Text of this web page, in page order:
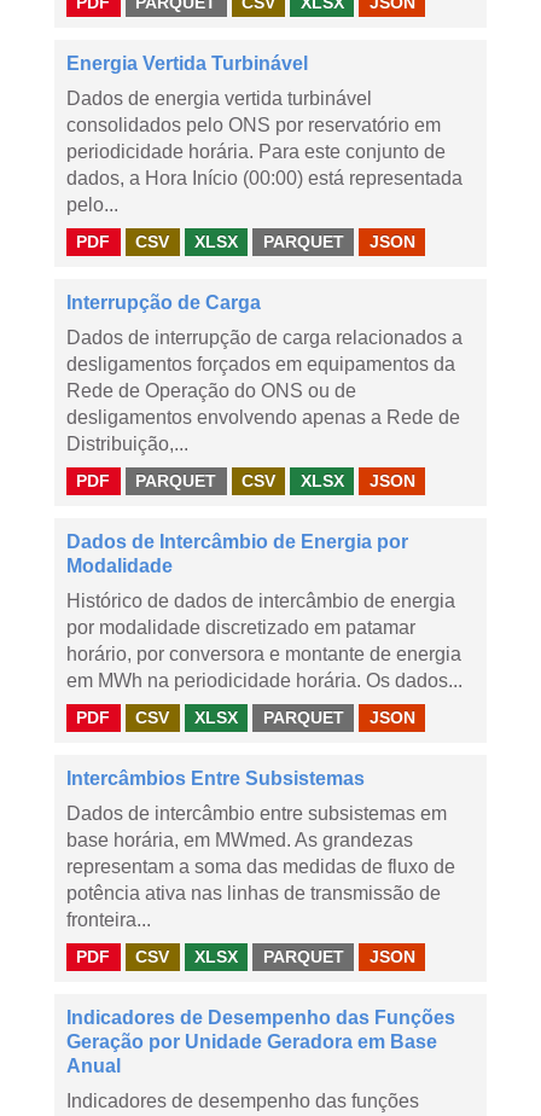
Energia Vertida Turbinável
Dados de energia vertida turbinável
consolidados pelo ONS por reservatório em
periodicidade horária. Para este conjunto de
dados, a Hora Início (00:00) está representada
pelo...
PDF CSV XLSX PARQUET JSON
Interrupção de Carga
Dados de interrupção de carga relacionados a
desligamentos forçados em equipamentos da
Rede de Operação do ONS ou de
desligamentos envolvendo apenas a Rede de
Distribuição,...
PDF PARQUET CSV XLSX JSON
Dados de Intercâmbio de Energia por
Modalidade
Histórico de dados de intercâmbio de energia
por modalidade discretizado em patamar
horário, por conversora e montante de energia
em MWh na periodicidade horária. Os dados...
PDF CSV XLSX PARQUET JSON
Intercâmbios Entre Subsistemas
Dados de intercâmbio entre subsistemas em
base horária, em MWmed. As grandezas
representam a soma das medidas de fluxo de
potência ativa nas linhas de transmissão de
fronteira...
PDF CSV XLSX PARQUET JSON
Indicadores de Desempenho das Funções
Geração por Unidade Geradora em Base
Anual
Indicadores de desempenho das funções